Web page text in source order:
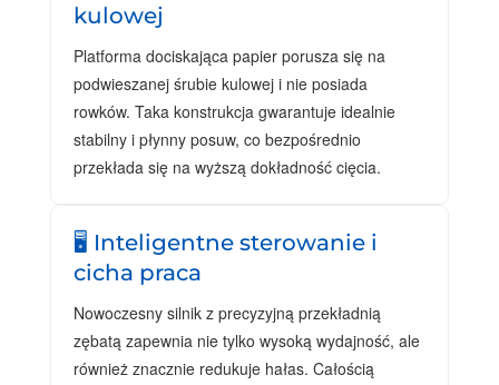
kulowej
Platforma dociskająca papier porusza się na
podwieszanej śrubie kulowej i nie posiada
rowków. Taka konstrukcja gwarantuje idealnie
stabilny i płynny posuw, co bezpośrednio
przekłada się na wyższą dokładność cięcia.
🖥️ Inteligentne sterowanie i
cicha praca
Nowoczesny silnik z precyzyjną przekładnią
zębatą zapewnia nie tylko wysoką wydajność, ale
również znacznie redukuje hałas. Całością